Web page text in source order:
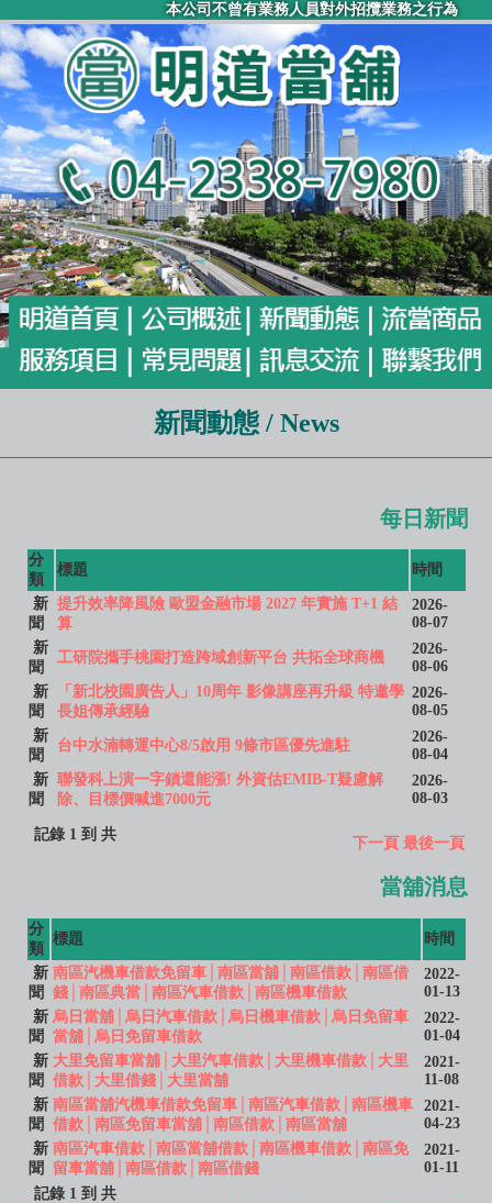
本公司不曾有業務人員對外招攬業務之行為
新聞動態 / News
每日新聞
分
類
標題 時間
新
聞
提升效率降風險 歐盟金融市場 2027 年實施 T+1 結
算
2026-
08-07
新
聞
工研院攜手桃園打造跨域創新平台 共拓全球商機
2026-
08-06
新
聞
「新北校園廣告人」10周年 影像講座再升級 特邀學
長姐傳承經驗
2026-
08-05
新
聞
台中水湳轉運中心8/5啟用 9條市區優先進駐
2026-
08-04
新
聞
聯發科上演一字鎖還能漲! 外資估EMIB-T疑慮解
除、目標價喊進7000元
2026-
08-03
記錄 1 到 共
下一頁 最後一頁
當舖消息
分
類
標題 時間
新
聞
南區汽機車借款免留車│南區當舖│南區借款│南區借
錢│南區典當│南區汽車借款│南區機車借款
2022-
01-13
新
聞
烏日當舖│烏日汽車借款│烏日機車借款│烏日免留車
當舖│烏日免留車借款
2022-
01-04
新
聞
大里免留車當舖│大里汽車借款│大里機車借款│大里
借款│大里借錢│大里當舖
2021-
11-08
新
聞
南區當舖汽機車借款免留車│南區汽車借款│南區機車
借款│南區免留車當舖│南區借款│南區當舖
2021-
04-23
新
聞
南區汽車借款│南區當舖借款│南區機車借款│南區免
留車當舖│南區借款│南區借錢
2021-
01-11
記錄 1 到 共